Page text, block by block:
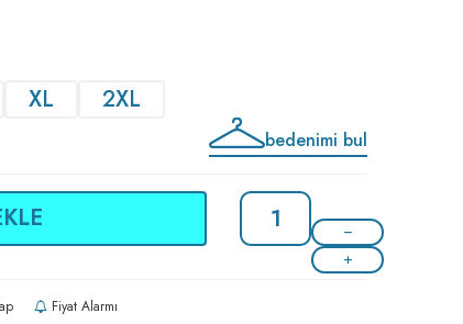
XL
2XL
bedenimi bul
Fiyat Alarmı